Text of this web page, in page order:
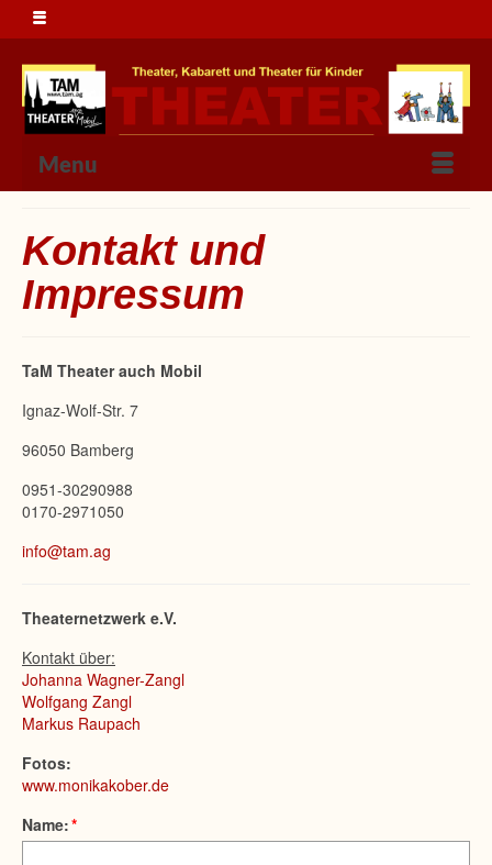
Menu
Kontakt und
Impressum
TaM Theater auch Mobil
Ignaz-Wolf-Str. 7
96050 Bamberg
0951-30290988
0170-2971050
info@tam.ag
Theaternetzwerk e.V.
Kontakt über:
Johanna Wagner-Zangl
Wolfgang Zangl
Markus Raupach
Fotos:
www.monikakober.de
Name:*